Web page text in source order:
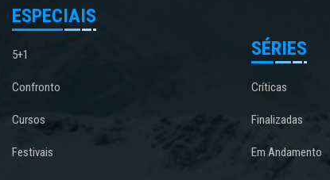
ESPECIAIS
5+1
Confronto
Cursos
Festivais
SÉRIES
Críticas
Finalizadas
Em Andamento